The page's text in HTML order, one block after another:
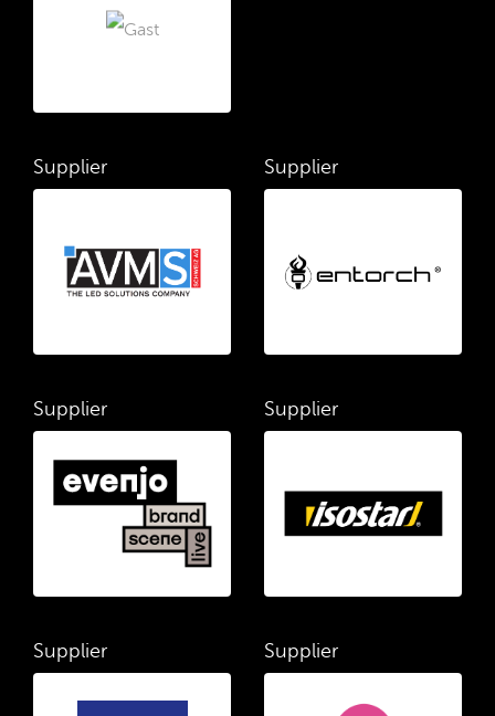
Supplier Supplier
Supplier Supplier
Supplier Supplier